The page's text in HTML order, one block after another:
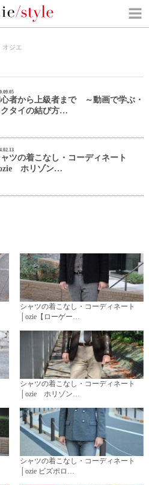
オジエ
者から上級者まで ～動画で学ぶ・
タイの結び方…
ツの着こなし・コーディネート
ホリゾン…
シャツの着こなし・コーディネート
│ozie【ローゲー…
シャツの着こなし・コーディネート
│ozie ホリゾン…
シャツの着こなし・コーディネート
│ozie ビズポロ…